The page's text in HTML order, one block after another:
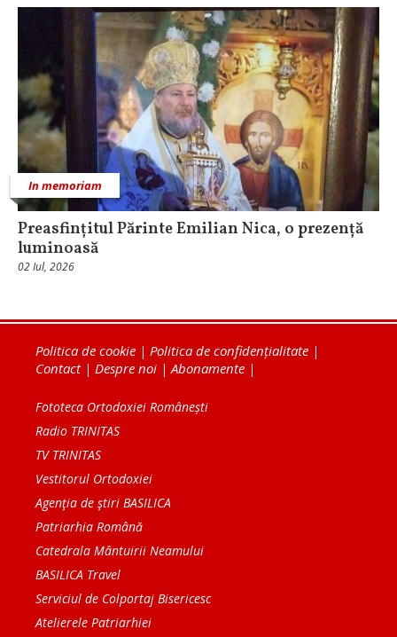
In memoriam
Preasfințitul Părinte Emilian Nica, o prezență
luminoasă
02 Iul, 2026
Politica de cookie | Politica de confidențialitate |
Contact| Despre noi | Abonamente |
Fototeca Ortodoxiei Românești
Radio TRINITAS
TV TRINITAS
Vestitorul Ortodoxiei
Agenţia de ştiri BASILICA
Patriarhia Română
Catedrala Mântuirii Neamului
BASILICA Travel
Serviciul de Colportaj Bisericesc
Atelierele Patriarhiei